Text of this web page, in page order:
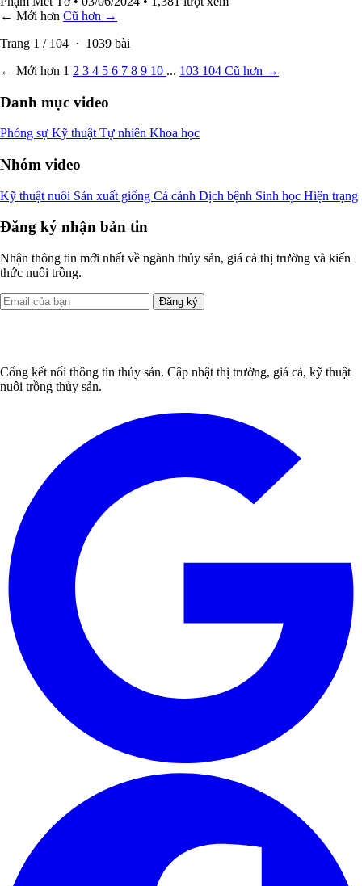
← Mới hơn Cũ hơn →
Trang 1 / 104 · 1039 bài
← Mới hơn 1 2 3 4 5 6 7 8 9 10 ... 103 104 Cũ hơn →
Danh mục video
Phóng sự Kỹ thuật Tự nhiên Khoa học
Nhóm video
Kỹ thuật nuôi Sản xuất giống Cá cảnh Dịch bệnh Sinh học Hiện trạng
Đăng ký nhận bản tin
Nhận thông tin mới nhất về ngành thủy sản, giá cả thị trường và kiến
thức nuôi trồng.
Đăng ký
Cổng kết nối thông tin thủy sản. Cập nhật thị trường, giá cả, kỹ thuật
nuôi trồng thủy sản.